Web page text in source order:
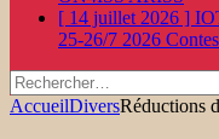
[ 14 juillet 2026 ]
25-26/7 2026
Rechercher :
AccueilDiversRéductions